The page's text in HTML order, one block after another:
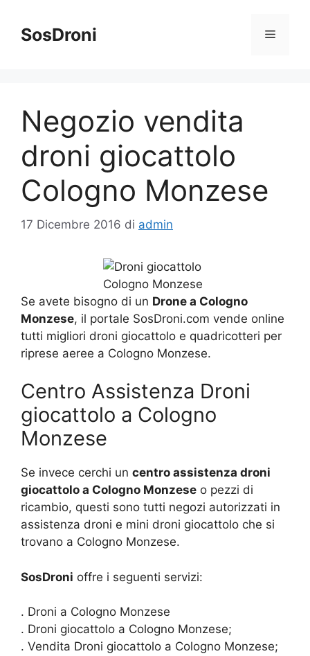
contenuto
SosDroni Menu
Negozio vendita
droni giocattolo
Cologno Monzese
17 Dicembre 2016 di admin
Se avete bisogno di un Drone a Cologno
Monzese, il portale SosDroni.com vende online
tutti migliori droni giocattolo e quadricotteri per
riprese aeree a Cologno Monzese.
Centro Assistenza Droni
giocattolo a Cologno
Monzese
Se invece cerchi un centro assistenza droni
giocattolo a Cologno Monzese o pezzi di
ricambio, questi sono tutti negozi autorizzati in
assistenza droni e mini droni giocattolo che si
trovano a Cologno Monzese.
SosDroni offre i seguenti servizi:
. Droni a Cologno Monzese
. Droni giocattolo a Cologno Monzese;
. Vendita Droni giocattolo a Cologno Monzese;